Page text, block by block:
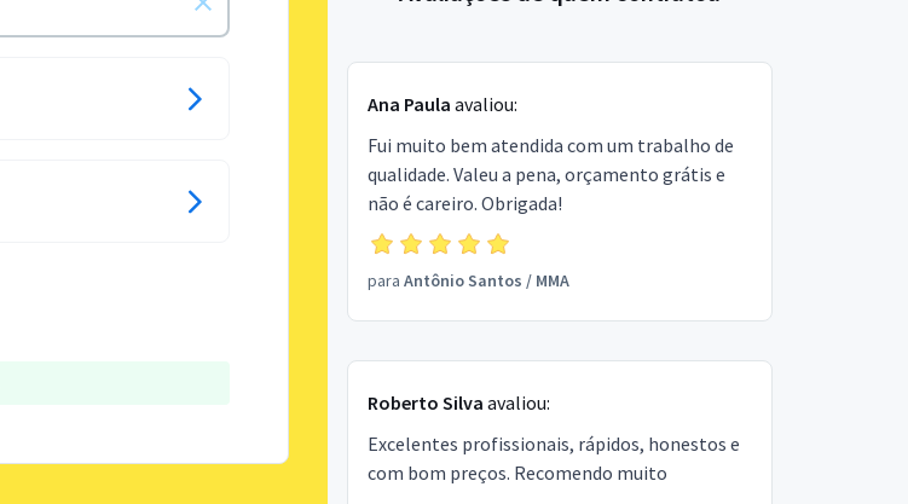
Ana Paula avaliou:
Fui muito bem atendida com um trabalho de
qualidade. Valeu a pena, orçamento grátis e
não é careiro. Obrigada!
para Antônio Santos / MMA
Roberto Silva avaliou:
Excelentes profissionais, rápidos, honestos e
com bom preços. Recomendo muito